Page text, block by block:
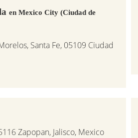
en Mexico City (Ciudad de
Santa Fe, 05109 Ciudad
Zapopan, Jalisco, Mexico